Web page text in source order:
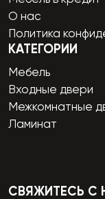
О нас
Политика
КАТЕГОРИИ
Мебель
Входные двери
Межкомнатные
Ламинат
СВЯЖИТЕСЬ С